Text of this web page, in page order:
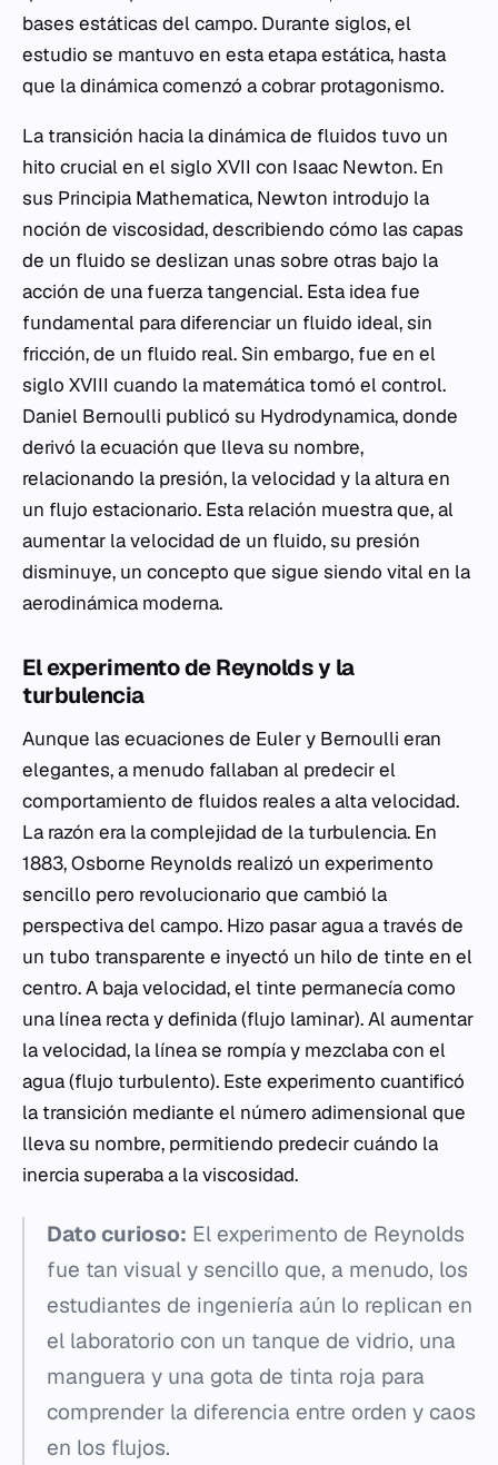
bases estáticas del campo. Durante siglos, el
estudio se mantuvo en esta etapa estática, hasta
que la dinámica comenzó a cobrar protagonismo.
La transición hacia la dinámica de fluidos tuvo un
hito crucial en el siglo XVII con Isaac Newton. En
sus Principia Mathematica, Newton introdujo la
noción de viscosidad, describiendo cómo las capas
de un fluido se deslizan unas sobre otras bajo la
acción de una fuerza tangencial. Esta idea fue
fundamental para diferenciar un fluido ideal, sin
fricción, de un fluido real. Sin embargo, fue en el
siglo XVIII cuando la matemática tomó el control.
Daniel Bernoulli publicó su Hydrodynamica, donde
derivó la ecuación que lleva su nombre,
relacionando la presión, la velocidad y la altura en
un flujo estacionario. Esta relación muestra que, al
aumentar la velocidad de un fluido, su presión
disminuye, un concepto que sigue siendo vital en la
aerodinámica moderna.
El experimento de Reynolds y la
turbulencia
Aunque las ecuaciones de Euler y Bernoulli eran
elegantes, a menudo fallaban al predecir el
comportamiento de fluidos reales a alta velocidad.
La razón era la complejidad de la turbulencia. En
1883, Osborne Reynolds realizó un experimento
sencillo pero revolucionario que cambió la
perspectiva del campo. Hizo pasar agua a través de
un tubo transparente e inyectó un hilo de tinte en el
centro. A baja velocidad, el tinte permanecía como
una línea recta y definida (flujo laminar). Al aumentar
la velocidad, la línea se rompía y mezclaba con el
agua (flujo turbulento). Este experimento cuantificó
la transición mediante el número adimensional que
lleva su nombre, permitiendo predecir cuándo la
inercia superaba a la viscosidad.
Dato curioso: El experimento de Reynolds
fue tan visual y sencillo que, a menudo, los
estudiantes de ingeniería aún lo replican en
el laboratorio con un tanque de vidrio, una
manguera y una gota de tinta roja para
comprender la diferencia entre orden y caos
en los flujos.